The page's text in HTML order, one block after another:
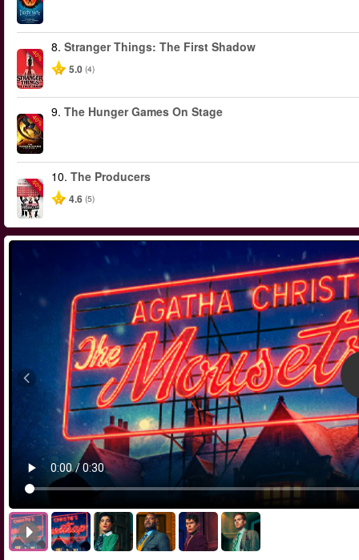
-40%
8. Stranger Things: The First Shadow
5.0 (4)
-40%
9. The Hunger Games On Stage
-50%
10. The Producers
4.6 (5)